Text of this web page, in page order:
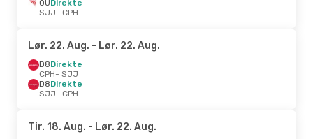
OUDirekte
SJJ- CPH
Lør. 22. Aug. - Lør. 22. Aug.
D8Direkte
CPH- SJJ
D8Direkte
SJJ- CPH
Tir. 18. Aug. - Lør. 22. Aug.